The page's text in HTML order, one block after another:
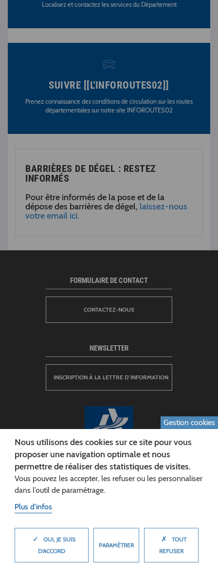
Localisez et contactez les services du Département
SUIVRE [[L'INFOROUTES02]]
Prenez connaissance des conditions de circulation sur les routes
départementales sur notre site INFOROUTES02
BARRIÈRES DE DÉGEL : RESTEZ
INFORMÉS
Pour être informés de la pose et de la
dépose des barrières de dégel, laissez-nous
votre email ici.
CONSEIL DÉPARTEMENTAL DE L'AISNE
Siège :
FORMULAIRE DE CONTACT
CONTACTEZ-NOUS
NEWSLETTER
INSCRIPTION À LA LETTRE D’INFORMATION
Gestion cookies
Nous utilisons des cookies sur ce site pour vous
proposer une navigation optimale et nous
permettre de réaliser des statistiques de visites.
Vous pouvez les accepter, les refuser ou les personnaliser
dans l’outil de paramétrage.
Plus d'infos
✓
OUI, JE SUIS
D'ACCORD
PARAMÈTRER
✗
TOUT
REFUSER
MASQUER